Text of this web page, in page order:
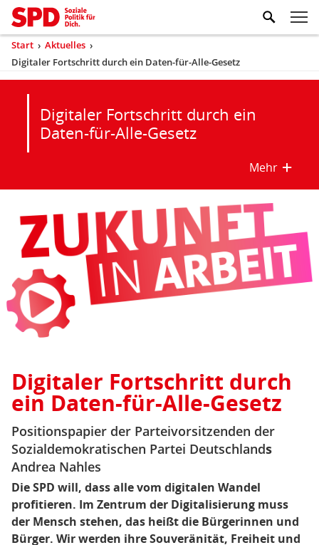
Kopfbereich
Sprungmarken-
Navigation
Zum Inhaltsbereich der Seite
Hauptnavigation
Sie
sind
hier
Start › Aktuelles ›
Digitaler Fortschritt durch ein Daten-für-Alle-Gesetz
Inhaltsbereich
Digitaler Fortschritt durch ein
Daten-für-Alle-Gesetz
Mehr
Digitaler
Fortschritt
durch
ein
Daten-
für-
Alle-
Gesetz
Digitaler Fortschritt durch
ein Daten-für-Alle-Gesetz
Positionspapier der Parteivorsitzenden der
Sozialdemokratischen Partei Deutschlands
Andrea Nahles
Die SPD will, dass alle vom digitalen Wandel
profitieren. Im Zentrum der Digitalisierung muss
der Mensch stehen, das heißt die Bürgerinnen und
Bürger. Wir werden ihre Souveränität, Freiheit und